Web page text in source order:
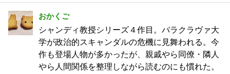
おかくご
シャンディ教授シリーズ４作目。バラクラヴァ大
学が政治的スキャンダルの危機に見舞われる。今
作も登場人物が多かったが、親戚やら同僚・隣人
やら人間関係を整理しながら読むのにも慣れた。